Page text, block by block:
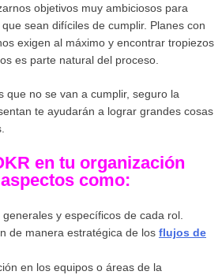
objetivos muy ambiciosos para
sean difíciles de cumplir. Planes con
exigen al máximo y encontrar tropiezos
es parte natural del proceso.
que no se van a cumplir, seguro la
te ayudarán a lograr grandes cosas
en tu organización
como:
y específicos de cada rol.
de manera estratégica de los flujos de
en los equipos o áreas de la